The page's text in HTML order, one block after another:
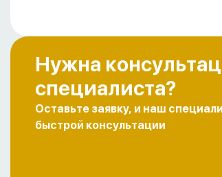
Нужна
специалиста?
Оставьте заявку, и наш
быстрой консультации